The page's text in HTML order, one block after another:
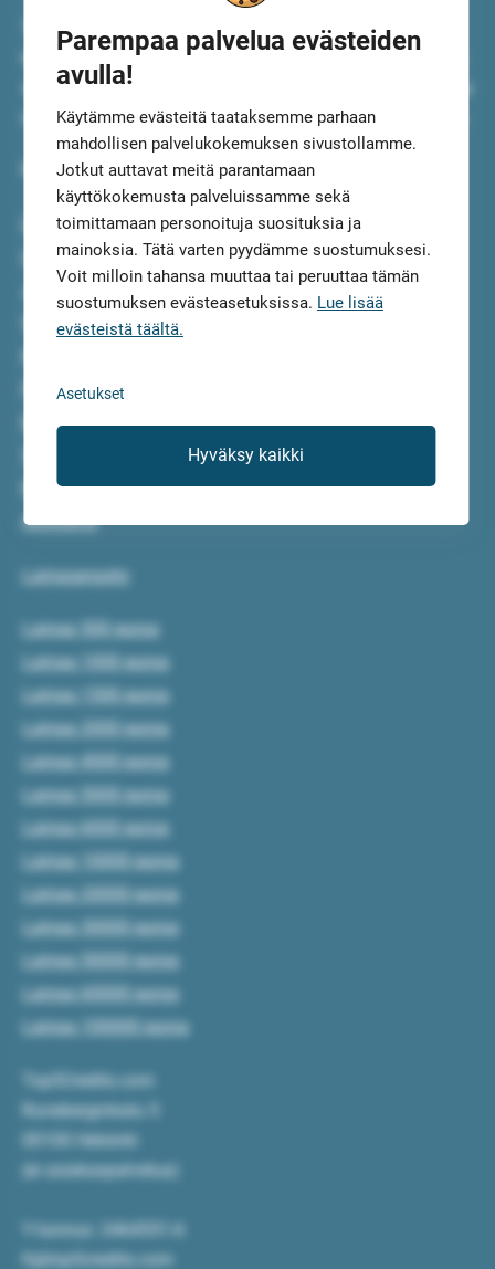
Top5Credits.com on tutkinut lainat puolestasi. Olemme
testanneet lainat ja lainapalvelut, jotta sinä voit keskittyä
valitsemaan itsellesi parhaan. Vertaile lainoja rauhassa ja
rekisteröidy, niin etsimme Sinulle 5 sopivinta vaihtoehtoa.
Me teemme työn sinun puolestasi.
Lainavertailu
Lainaa netistä
Joustoluotto
Vakuudeton laina
Pikavippi
Edullinen laina
Remonttilaina
Autolaina
Lainasanasto
Lainaa 500 euroa
Lainaa 1000 euroa
Lainaa 1500 euroa
Lainaa 2000 euroa
Lainaa 4000 euroa
Lainaa 5000 euroa
Lainaa 6000 euroa
Lainaa 10000 euroa
Lainaa 20000 euroa
Lainaa 30000 euroa
Lainaa 50000 euroa
Lainaa 60000 euroa
Lainaa 100000 euroa
Top5Credits.com
Runeberginkatu 5
00100 Helsinki
(ei asiakaspalvelua)
Y-tunnus: 2464551-6
fi@top5credits.com
Parempaa palvelua evästeiden
avulla!
Käytämme evästeitä taataksemme parhaan
mahdollisen palvelukokemuksen sivustollamme.
Jotkut auttavat meitä parantamaan
käyttökokemusta palveluissamme sekä
toimittamaan personoituja suosituksia ja
mainoksia. Tätä varten pyydämme suostumuksesi.
Voit milloin tahansa muuttaa tai peruuttaa tämän
suostumuksen evästeasetuksissa. Lue lisää
evästeistä täältä.
Asetukset
Hyväksy kaikki